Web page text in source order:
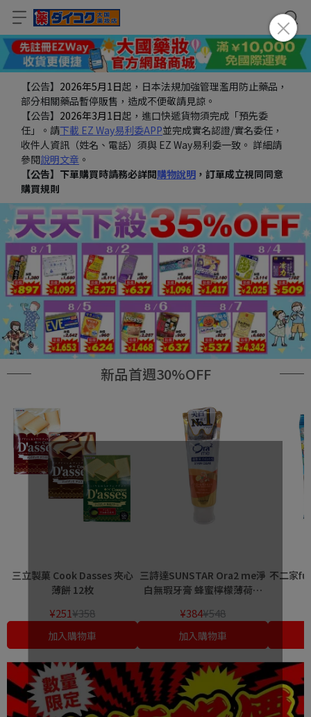
【公告】 2026年5月1日起，日本法規加強管理濫用防止藥品，
部分相關藥品暫停販售，造成不便敬請見諒。
【公告】 2026年3月1日起，進口快遞貨物須完成「預先委
任」。請下載 EZ Way易利委APP並完成實名認證/實名委任，
收件人資訊（姓名、電話）須與 EZ Way易利委一致。 詳細請
參閱說明文章 。
【公告】下單購買時請務必詳閱購物說明 ，訂單成立視同同意
購買規則
新品首週30%OFF
三立製菓 Cook Dasses 夾心
薄餅 12枚
¥251¥358
加入購物車
三詩達SUNSTAR Ora2 me淨
白無瑕牙膏 蜂蜜檸檬薄荷香
¥384¥548
加入購物車
不二家